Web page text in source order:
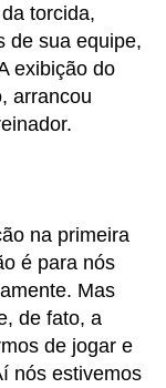
torcida,
de sua equipe,
exibição do
arrancou
na primeira
é para nós
Mas
de fato, a
de jogar e
nós estivemos